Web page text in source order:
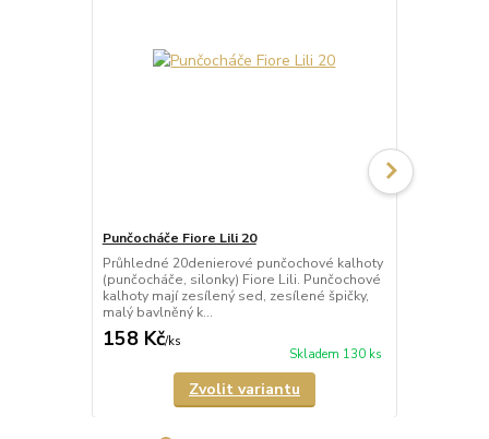
Punčocháče Fiore Lili 20
Průhledné 20denierové punčochové kalhoty
(punčocháče, silonky) Fiore Lili. Punčochové
kalhoty mají zesílený sed, zesílené špičky,
malý bavlněný k...
158 Kč/ks
Skladem 130 ks
Zvolit variantu